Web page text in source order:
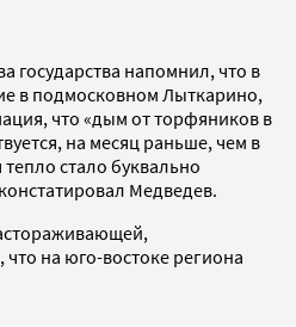
государства напомнил, что в
в подмосковном Лыткарино,
что «дым от торфяников в
на месяц раньше, чем в
стало буквально
Медведев.
на юго-востоке региона